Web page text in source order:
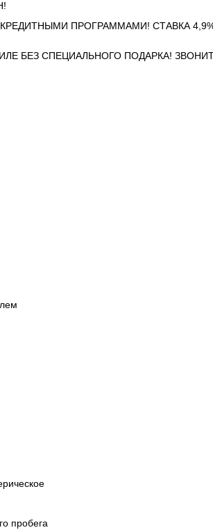
ПРОГРАММАМИ! СТАВКА
БЕЗ СПЕЦИАЛЬНОГО ПОДАРКА!
пробега